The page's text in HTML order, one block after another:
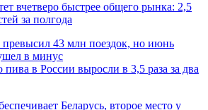
вчетверо быстрее общего рынка: 2,5
за полгода
в России выросли в 3,5 раза за два
Беларусь, второе место у